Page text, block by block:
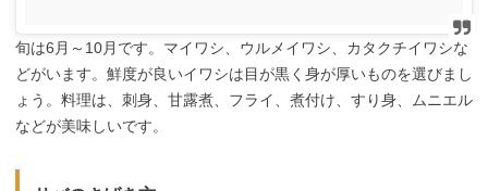
旬は6月～10月です。マイワシ、ウルメイワシ、カタクチイワシな
どがいます。鮮度が良いイワシは目が黒く身が厚いものを選びまし
ょう。料理は、刺身、甘露煮、フライ、煮付け、すり身、ムニエル
などが美味しいです。